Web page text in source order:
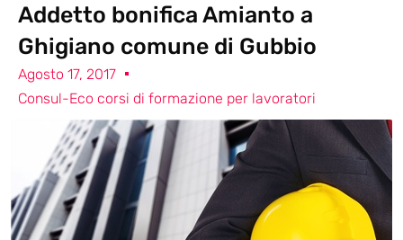
Addetto bonifica Amianto a
Ghigiano comune di Gubbio
Agosto 17, 2017
Consul-Eco corsi di formazione per lavoratori